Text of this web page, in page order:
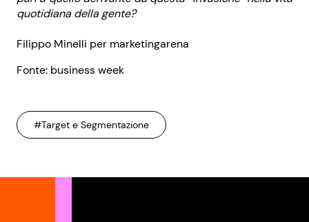
quotidiana della gente?
Filippo Minelli per marketingarena
Fonte: business week
#Target e Segmentazione